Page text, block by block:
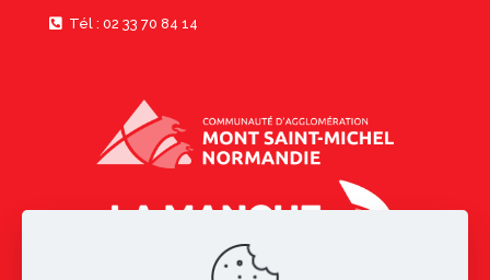
Tél : 02 33 70 84 14